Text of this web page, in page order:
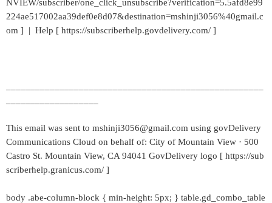
NVIEW/subscriber/one_click_unsubscribe?verification=5.5afd8e99
224ae517002aa39def0e8d07&destination=mshinji3056%40gmail.c
om ] | Help [ https://subscriberhelp.govdelivery.com/ ]
This email was sent to mshinji3056@gmail.com using govDelivery
Communications Cloud on behalf of: City of Mountain View · 500
Castro St. Mountain View, CA 94041 GovDelivery logo [ https://sub
scriberhelp.granicus.com/ ]
body .abe-column-block { min-height: 5px; } table.gd_combo_table